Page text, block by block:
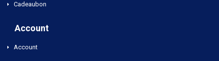
Cadeaubon
Account
Account